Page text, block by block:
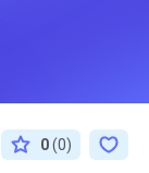
0(0)